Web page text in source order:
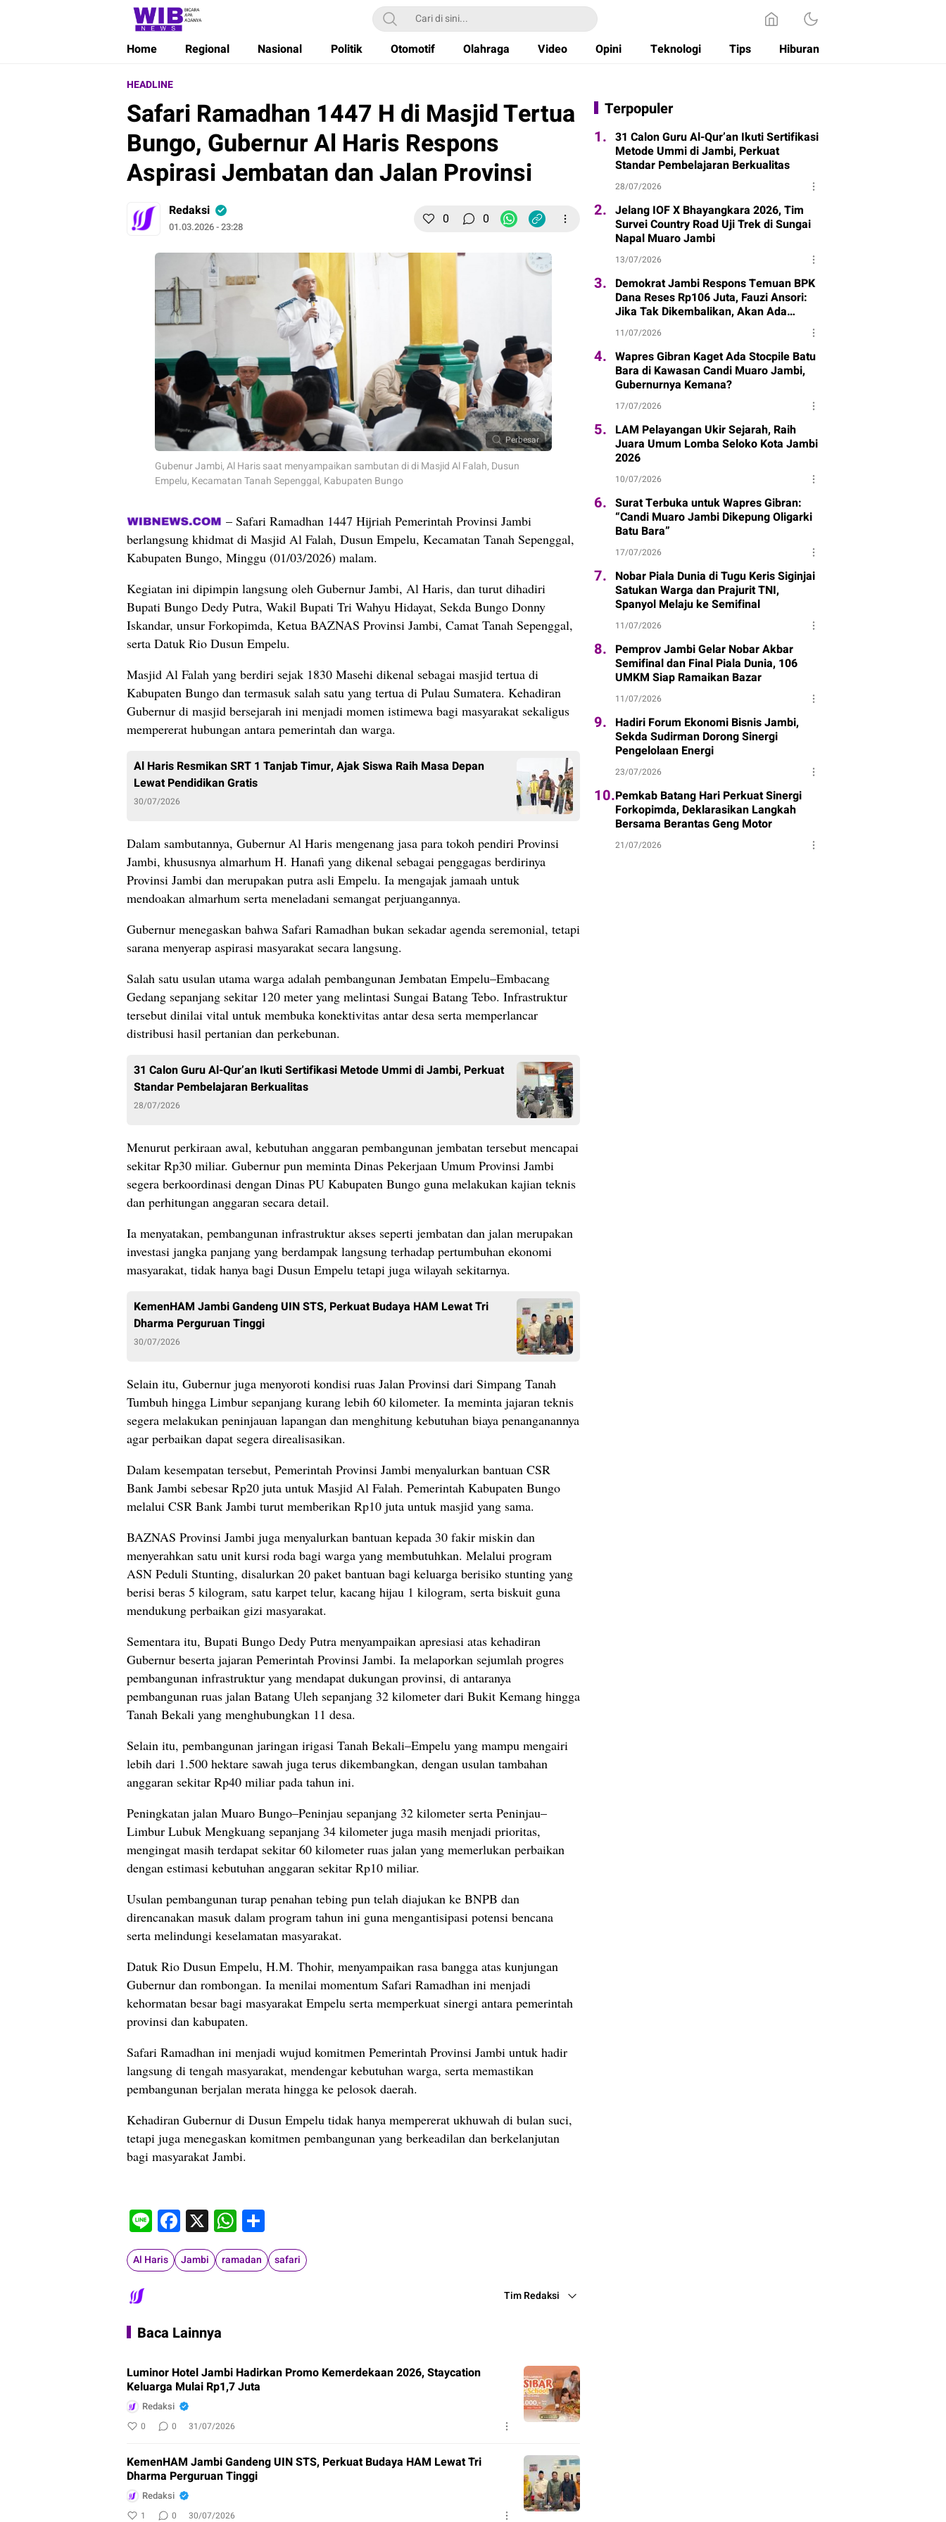
Wibnews
Waktu Indonesia Bicara
Home Regional Nasional Politik Otomotif Olahraga Video Opini Teknologi Tips Hiburan
HEADLINE
Safari Ramadhan 1447 H di Masjid Tertua
Bungo, Gubernur Al Haris Respons
Aspirasi Jembatan dan Jalan Provinsi
Redaksi
01.03.2026 - 23:28 0 0
Perbesar
Gubenur Jambi, Al Haris saat menyampaikan sambutan di di Masjid Al Falah, Dusun
Empelu, Kecamatan Tanah Sepenggal, Kabupaten Bungo
– Safari Ramadhan 1447 Hijriah Pemerintah Provinsi Jambi
berlangsung khidmat di Masjid Al Falah, Dusun Empelu, Kecamatan Tanah Sepenggal,
Kabupaten Bungo, Minggu (01/03/2026) malam.
Kegiatan ini dipimpin langsung oleh Gubernur Jambi, Al Haris, dan turut dihadiri
Bupati Bungo Dedy Putra, Wakil Bupati Tri Wahyu Hidayat, Sekda Bungo Donny
Iskandar, unsur Forkopimda, Ketua BAZNAS Provinsi Jambi, Camat Tanah Sepenggal,
serta Datuk Rio Dusun Empelu.
Masjid Al Falah yang berdiri sejak 1830 Masehi dikenal sebagai masjid tertua di
Kabupaten Bungo dan termasuk salah satu yang tertua di Pulau Sumatera. Kehadiran
Gubernur di masjid bersejarah ini menjadi momen istimewa bagi masyarakat sekaligus
mempererat hubungan antara pemerintah dan warga.
Al Haris Resmikan SRT 1 Tanjab Timur, Ajak Siswa Raih Masa Depan
Lewat Pendidikan Gratis
30/07/2026
Dalam sambutannya, Gubernur Al Haris mengenang jasa para tokoh pendiri Provinsi
Jambi, khususnya almarhum H. Hanafi yang dikenal sebagai penggagas berdirinya
Provinsi Jambi dan merupakan putra asli Empelu. Ia mengajak jamaah untuk
mendoakan almarhum serta meneladani semangat perjuangannya.
Gubernur menegaskan bahwa Safari Ramadhan bukan sekadar agenda seremonial, tetapi
sarana menyerap aspirasi masyarakat secara langsung.
Salah satu usulan utama warga adalah pembangunan Jembatan Empelu–Embacang
Gedang sepanjang sekitar 120 meter yang melintasi Sungai Batang Tebo. Infrastruktur
tersebut dinilai vital untuk membuka konektivitas antar desa serta memperlancar
distribusi hasil pertanian dan perkebunan.
31 Calon Guru Al-Qur’an Ikuti Sertifikasi Metode Ummi di Jambi, Perkuat
Standar Pembelajaran Berkualitas
28/07/2026
Menurut perkiraan awal, kebutuhan anggaran pembangunan jembatan tersebut mencapai
sekitar Rp30 miliar. Gubernur pun meminta Dinas Pekerjaan Umum Provinsi Jambi
segera berkoordinasi dengan Dinas PU Kabupaten Bungo guna melakukan kajian teknis
dan perhitungan anggaran secara detail.
Ia menyatakan, pembangunan infrastruktur akses seperti jembatan dan jalan merupakan
investasi jangka panjang yang berdampak langsung terhadap pertumbuhan ekonomi
masyarakat, tidak hanya bagi Dusun Empelu tetapi juga wilayah sekitarnya.
KemenHAM Jambi Gandeng UIN STS, Perkuat Budaya HAM Lewat Tri
Dharma Perguruan Tinggi
30/07/2026
Selain itu, Gubernur juga menyoroti kondisi ruas Jalan Provinsi dari Simpang Tanah
Tumbuh hingga Limbur sepanjang kurang lebih 60 kilometer. Ia meminta jajaran teknis
segera melakukan peninjauan lapangan dan menghitung kebutuhan biaya penanganannya
agar perbaikan dapat segera direalisasikan.
Dalam kesempatan tersebut, Pemerintah Provinsi Jambi menyalurkan bantuan CSR
Bank Jambi sebesar Rp20 juta untuk Masjid Al Falah. Pemerintah Kabupaten Bungo
melalui CSR Bank Jambi turut memberikan Rp10 juta untuk masjid yang sama.
BAZNAS Provinsi Jambi juga menyalurkan bantuan kepada 30 fakir miskin dan
menyerahkan satu unit kursi roda bagi warga yang membutuhkan. Melalui program
ASN Peduli Stunting, disalurkan 20 paket bantuan bagi keluarga berisiko stunting yang
berisi beras 5 kilogram, satu karpet telur, kacang hijau 1 kilogram, serta biskuit guna
mendukung perbaikan gizi masyarakat.
Sementara itu, Bupati Bungo Dedy Putra menyampaikan apresiasi atas kehadiran
Gubernur beserta jajaran Pemerintah Provinsi Jambi. Ia melaporkan sejumlah progres
pembangunan infrastruktur yang mendapat dukungan provinsi, di antaranya
pembangunan ruas jalan Batang Uleh sepanjang 32 kilometer dari Bukit Kemang hingga
Tanah Bekali yang menghubungkan 11 desa.
Selain itu, pembangunan jaringan irigasi Tanah Bekali–Empelu yang mampu mengairi
lebih dari 1.500 hektare sawah juga terus dikembangkan, dengan usulan tambahan
anggaran sekitar Rp40 miliar pada tahun ini.
Peningkatan jalan Muaro Bungo–Peninjau sepanjang 32 kilometer serta Peninjau–
Limbur Lubuk Mengkuang sepanjang 34 kilometer juga masih menjadi prioritas,
mengingat masih terdapat sekitar 60 kilometer ruas jalan yang memerlukan perbaikan
dengan estimasi kebutuhan anggaran sekitar Rp10 miliar.
Usulan pembangunan turap penahan tebing pun telah diajukan ke BNPB dan
direncanakan masuk dalam program tahun ini guna mengantisipasi potensi bencana
serta melindungi keselamatan masyarakat.
Datuk Rio Dusun Empelu, H.M. Thohir, menyampaikan rasa bangga atas kunjungan
Gubernur dan rombongan. Ia menilai momentum Safari Ramadhan ini menjadi
kehormatan besar bagi masyarakat Empelu serta memperkuat sinergi antara pemerintah
provinsi dan kabupaten.
Safari Ramadhan ini menjadi wujud komitmen Pemerintah Provinsi Jambi untuk hadir
langsung di tengah masyarakat, mendengar kebutuhan warga, serta memastikan
pembangunan berjalan merata hingga ke pelosok daerah.
Kehadiran Gubernur di Dusun Empelu tidak hanya mempererat ukhuwah di bulan suci,
tetapi juga menegaskan komitmen pembangunan yang berkeadilan dan berkelanjutan
bagi masyarakat Jambi.
LineFacebook
X WhatsApp
Al Haris Jambi ramadan safari
Tim Redaksi
Baca Lainnya
Luminor Hotel Jambi Hadirkan Promo Kemerdekaan 2026, Staycation
Keluarga Mulai Rp1,7 Juta
Redaksi
0 0 31/07/2026
KemenHAM Jambi Gandeng UIN STS, Perkuat Budaya HAM Lewat Tri
Dharma Perguruan Tinggi
Redaksi
1 0 30/07/2026
Terpopuler
1. 31 Calon Guru Al-Qur’an Ikuti Sertifikasi
Metode Ummi di Jambi, Perkuat
Standar Pembelajaran Berkualitas
28/07/2026
2. Jelang IOF X Bhayangkara 2026, Tim
Survei Country Road Uji Trek di Sungai
Napal Muaro Jambi
13/07/2026
3. Demokrat Jambi Respons Temuan BPK
Dana Reses Rp106 Juta, Fauzi Ansori:
Jika Tak Dikembalikan, Akan Ada
Tindak Lanjut
11/07/2026
4. Wapres Gibran Kaget Ada Stocpile Batu
Bara di Kawasan Candi Muaro Jambi,
Gubernurnya Kemana?
17/07/2026
5. LAM Pelayangan Ukir Sejarah, Raih
Juara Umum Lomba Seloko Kota Jambi
2026
10/07/2026
6. Surat Terbuka untuk Wapres Gibran:
“Candi Muaro Jambi Dikepung Oligarki
Batu Bara”
17/07/2026
7. Nobar Piala Dunia di Tugu Keris Siginjai
Satukan Warga dan Prajurit TNI,
Spanyol Melaju ke Semifinal
11/07/2026
8. Pemprov Jambi Gelar Nobar Akbar
Semifinal dan Final Piala Dunia, 106
UMKM Siap Ramaikan Bazar
11/07/2026
9. Hadiri Forum Ekonomi Bisnis Jambi,
Sekda Sudirman Dorong Sinergi
Pengelolaan Energi
23/07/2026
10.Pemkab Batang Hari Perkuat Sinergi
Forkopimda, Deklarasikan Langkah
Bersama Berantas Geng Motor
21/07/2026